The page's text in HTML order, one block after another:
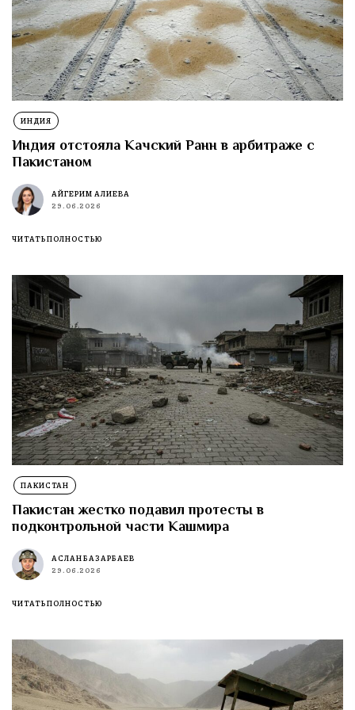
ИНДИЯ
Индия отстояла Качский Ранн в арбитраже с
Пакистаном
АЙГЕРИМ АЛИЕВА
29.06.2026
ЧИТАТЬ ПОЛНОСТЬЮ
ПАКИСТАН
Пакистан жестко подавил протесты в
подконтрольной части Кашмира
АСЛАН БАЗАРБАЕВ
29.06.2026
ЧИТАТЬ ПОЛНОСТЬЮ